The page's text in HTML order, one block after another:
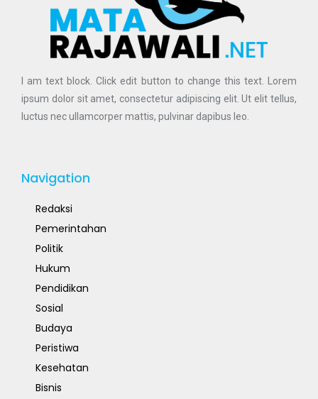
I am text block. Click edit button to change this text. Lorem
ipsum dolor sit amet, consectetur adipiscing elit. Ut elit tellus,
luctus nec ullamcorper mattis, pulvinar dapibus leo.
Navigation
Redaksi
Pemerintahan
Politik
Hukum
Pendidikan
Sosial
Budaya
Peristiwa
Kesehatan
Bisnis